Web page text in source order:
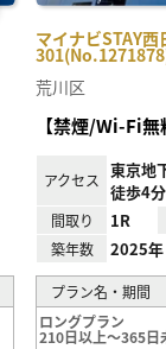
マイナビSTAY
荒川区
【禁煙/Wi-Fi無
アクセス
東京地
徒歩4分
間取り 1R
築年数 2025
プラン名・期間
ロングプラン
210日以上～365日